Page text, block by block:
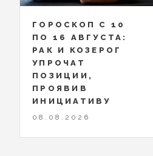
ГОРОСКОП С 10
ПО 16 АВГУСТА:
РАК И КОЗЕРОГ
УПРОЧАТ
ПОЗИЦИИ,
ПРОЯВИВ
ИНИЦИАТИВУ
08.08.2026